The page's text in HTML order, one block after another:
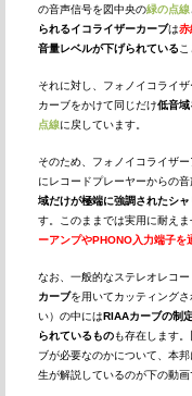
の音声信号を図中央の緑の点線
られるイコライザーカーブは赤
音量レベルが下げられている
それに対し、フォノイコライ
カーブをかけて同じだけ低音域
点線に戻しています。
そのため、フォノイコライザ
にレコードプレーヤーからの
域だけが極端に強調されたシ
す。このままでは実用に耐えま
ーアンプやPHONO入力端子を
なお、一般的なステレオレコ
カーブを用いてカッティング
い）の中にはRIAAカーブの制
られているものも存在します
ブが必要なのかについて、本
生が解説しているのが下の動